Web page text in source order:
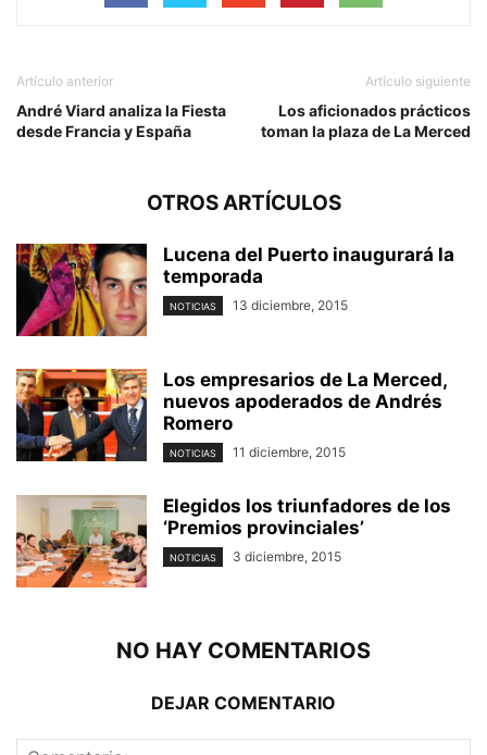
Artículo anterior
André Viard analiza la Fiesta
desde Francia y España
Artículo siguiente
Los aficionados prácticos
toman la plaza de La Merced
OTROS ARTÍCULOS
Lucena del Puerto inaugurará la
temporada
NOTICIAS 13 diciembre, 2015
Los empresarios de La Merced,
nuevos apoderados de Andrés
Romero
NOTICIAS 11 diciembre, 2015
Elegidos los triunfadores de los
‘Premios provinciales’
NOTICIAS 3 diciembre, 2015
NO HAY COMENTARIOS
DEJAR COMENTARIO